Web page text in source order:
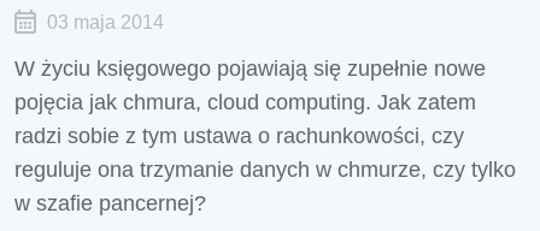
03 maja 2014
W życiu księgowego pojawiają się zupełnie nowe
pojęcia jak chmura, cloud computing. Jak zatem
radzi sobie z tym ustawa o rachunkowości, czy
reguluje ona trzymanie danych w chmurze, czy tylko
w szafie pancernej?